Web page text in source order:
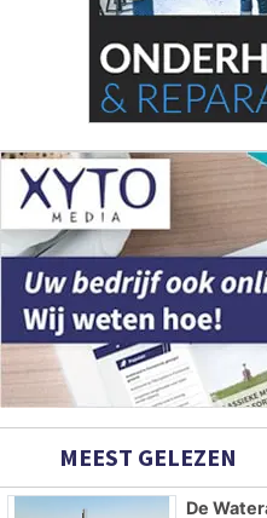
MEEST GELEZEN
De